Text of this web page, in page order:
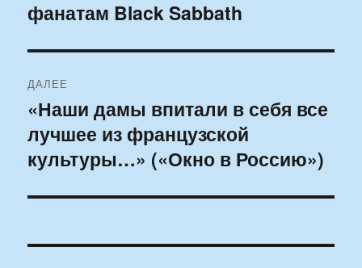
записям
запись:
фанатам Black Sabbath
ДАЛЕЕ
Следующая
запись:
«Наши дамы впитали в себя все
лучшее из французской
культуры…» («Окно в Россию»)